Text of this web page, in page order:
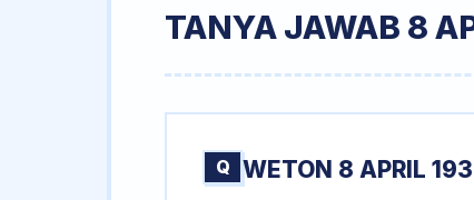
TANYA JAWAB 8
Q WETON 8 APRIL